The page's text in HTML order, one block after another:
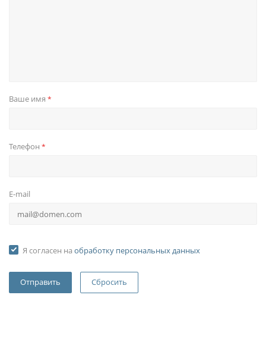
Ваше имя *
Телефон *
E-mail
Я согласен на обработку персональных данных
Сбросить